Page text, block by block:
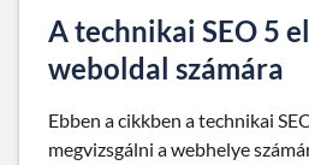
A technikai SEO 5
weboldal számára
Ebben a cikkben a technikai
megvizsgálni a webhelye